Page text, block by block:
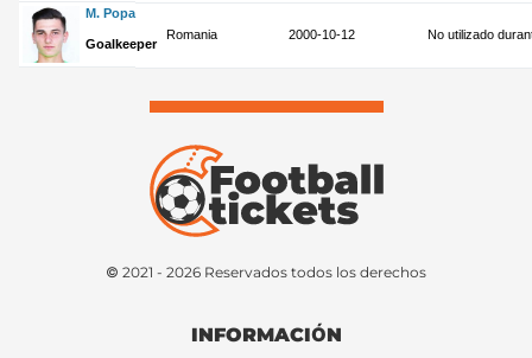
M. Popa
Goalkeeper
Romania 2000-10-12 No utilizado
© 2021 - 2026 Reservados todos los derechos
INFORMACIÓN